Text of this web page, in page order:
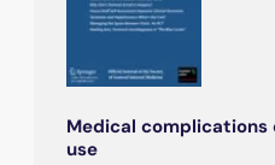
Medical complications
use